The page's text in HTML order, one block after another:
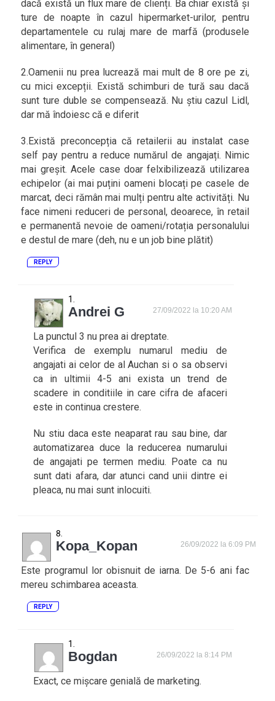
dacă există un flux mare de clienți. Ba chiar există și
ture de noapte în cazul hipermarket-urilor, pentru
departamentele cu rulaj mare de marfă (produsele
alimentare, în general)
2.Oamenii nu prea lucrează mai mult de 8 ore pe zi,
cu mici excepții. Există schimburi de tură sau dacă
sunt ture duble se compensează. Nu știu cazul Lidl,
dar mă îndoiesc că e diferit
3.Există preconcepția că retailerii au instalat case
self pay pentru a reduce numărul de angajați. Nimic
mai greșit. Acele case doar felxibilizează utilizarea
echipelor (ai mai puțini oameni blocați pe casele de
marcat, deci rămân mai mulți pentru alte activități. Nu
face nimeni reduceri de personal, deoarece, în retail
e permanentă nevoie de oameni/rotația personalului
e destul de mare (deh, nu e un job bine plătit)
REPLY
Andrei G 27/09/2022 la 10:20 AM
La punctul 3 nu prea ai dreptate.
Verifica de exemplu numarul mediu de
angajati ai celor de al Auchan si o sa observi
ca in ultimii 4-5 ani exista un trend de
scadere in conditiile in care cifra de afaceri
este in continua crestere.
Nu stiu daca este neaparat rau sau bine, dar
automatizarea duce la reducerea numarului
de angajati pe termen mediu. Poate ca nu
sunt dati afara, dar atunci cand unii dintre ei
pleaca, nu mai sunt inlocuiti.
Kopa_Kopan 26/09/2022 la 6:09 PM
Este programul lor obisnuit de iarna. De 5-6 ani fac
mereu schimbarea aceasta.
REPLY
Bogdan 26/09/2022 la 8:14 PM
Exact, ce mișcare genială de marketing.